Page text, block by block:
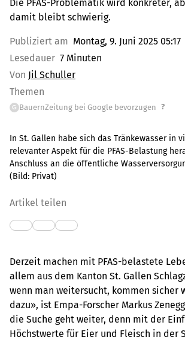
Die PFAS-Problematik wird konkreter,
damit bleibt schwierig.
Publiziert am Montag, 9. Juni 2025 05:17
Lesedauer 7 Minuten
Von Jil Schuller
Themen
G BauernZeitung bei Google bevorzugen ?
In St. Gallen habe sich das Tränkewasser in
relevanter Aspekt für die PFAS-Belastung
Anschluss an die öffentliche
(Bild: Privat)
Artikel teilen
Derzeit machen mit PFAS-belastete
allem aus dem Kanton St. Gallen
wenn man weitersucht, kommen sicher
dazu», ist Empa-Forscher Markus
die Suche geht weiter, denn mit der
Höchstwerte für Eier und Fleisch in der